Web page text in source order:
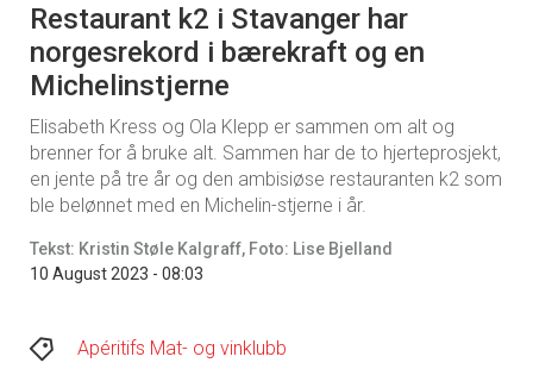
Restaurant k2 i Stavanger har
norgesrekord i bærekraft og en
Michelinstjerne
Elisabeth Kress og Ola Klepp er sammen om alt og
brenner for å bruke alt. Sammen har de to hjerteprosjekt,
en jente på tre år og den ambisiøse restauranten k2 som
ble belønnet med en Michelin-stjerne i år.
Tekst: Kristin Støle Kalgraff, Foto: Lise Bjelland
10 August 2023 - 08:03
Apéritifs Mat- og vinklubb